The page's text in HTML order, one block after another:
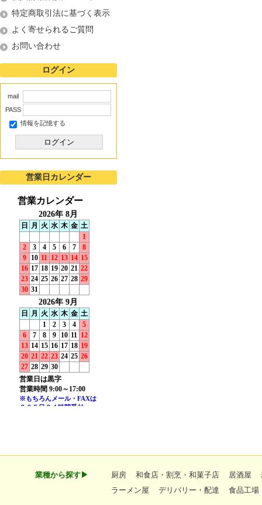
特定商取引法に基づく表示
よく寄せられるご質問
お問い合わせ
ログイン
mail
PASS
情報を記憶する
ログイン
営業日カレンダー
業種から探す▶ 厨房 和食店・割烹・和菓子店 居酒屋
ラーメン屋
デリバリー・配達 食品工場